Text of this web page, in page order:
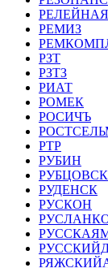
РЕМИЗ
РЗТ
РЗТЗ
РИАТ
РОМЕК
РОСИЧЪ
РТР
РУБИН
РУБЦОВСК
РУДЕНСК
РУСКОН